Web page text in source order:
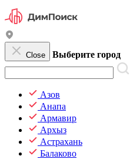
Close Выберите город
Азов
Анапа
Армавир
Архыз
Астрахань
Балаково